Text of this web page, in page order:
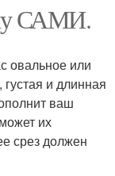
САМИ.
овальное или
и длинная
ваш
их
срез должен